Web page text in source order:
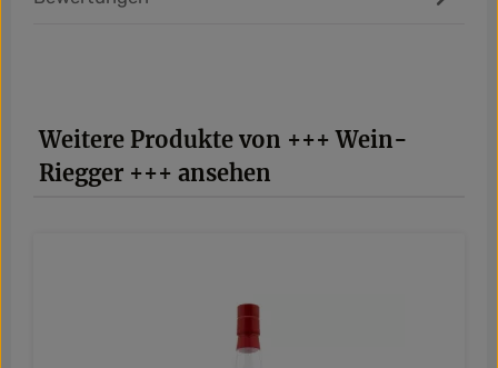
Produktgalerie überspringen
Weitere Produkte von +++ Wein-
Riegger +++ ansehen